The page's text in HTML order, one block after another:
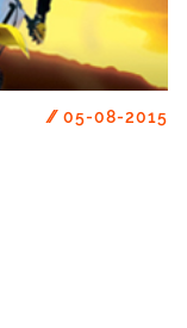
// 05-08-2015